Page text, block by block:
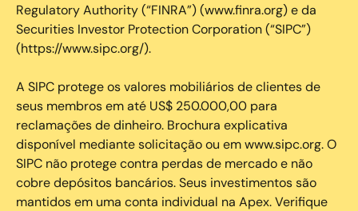
Regulatory Authority (“FINRA”) (www.finra.org) e da
Securities Investor Protection Corporation (“SIPC”)
(https://www.sipc.org/).
A SIPC protege os valores mobiliários de clientes de
seus membros em até US$ 250.000,00 para
reclamações de dinheiro. Brochura explicativa
disponível mediante solicitação ou em www.sipc.org. O
SIPC não protege contra perdas de mercado e não
cobre depósitos bancários. Seus investimentos são
mantidos em uma conta individual na Apex. Verifique